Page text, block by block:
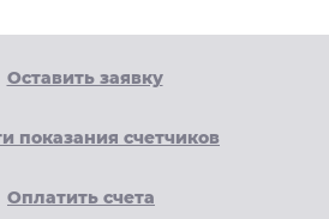
Оставить заявку
показания счетчиков
Оплатить счета